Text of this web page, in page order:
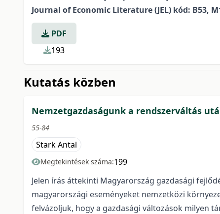
Journal of Economic Literature (JEL) kód: B53,
PDF
193
Kutatás közben
Nemzetgazdaságunk a rendszerváltás
55-84
Stark Antal
Megtekintések száma:199
Jelen írás áttekinti Magyarország gazdasági
magyarországi eseményeket nemzetközi
felvázoljuk, hogy a gazdasági változások milyen